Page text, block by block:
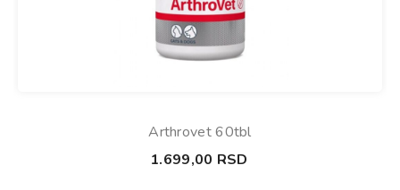
Arthrovet 60tbl
1.699,00 RSD